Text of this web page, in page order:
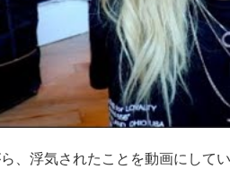
、浮気されたことを動画にして